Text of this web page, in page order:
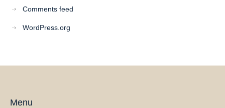
Comments feed
WordPress.org
Menu